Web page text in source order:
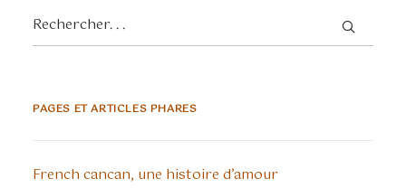
PAGES ET ARTICLES PHARES
French cancan, une histoire d’amour